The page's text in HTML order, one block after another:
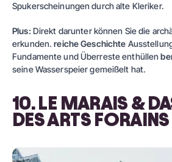
Spukerscheinungen durch alte Kleriker.
Plus: Direkt darunter können Sie die
erkunden.reiche Geschichte
Fundamente und Überreste enthüllen
seine Wasserspeier gemeißelt hat.
10. LE MARAIS &
DES ARTS FORAINS